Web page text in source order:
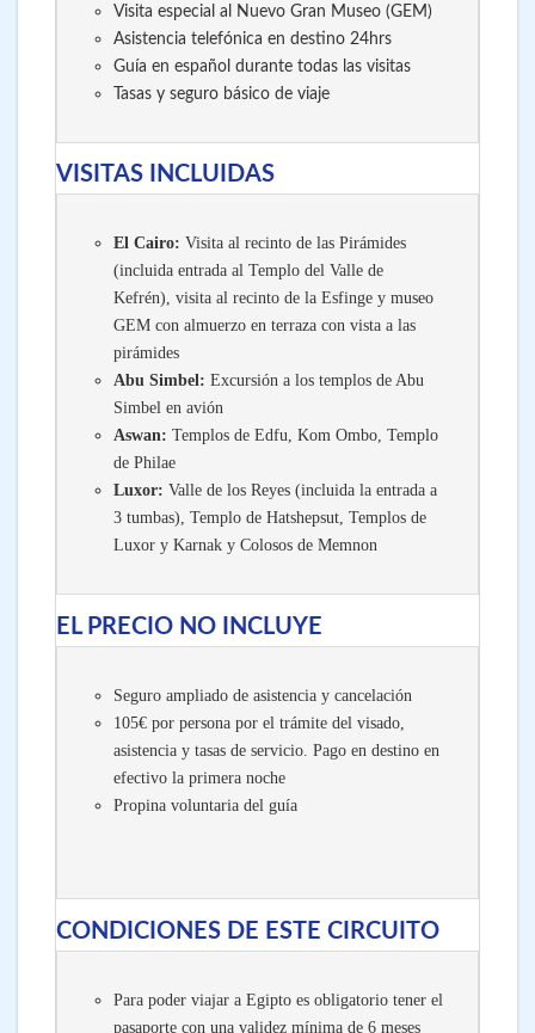
Visita especial al Nuevo Gran Museo (GEM)
Asistencia telefónica en destino 24hrs
Guía en español durante todas las visitas
Tasas y seguro básico de viaje
VISITAS INCLUIDAS
El Cairo: Visita al recinto de las Pirámides
(incluida entrada al Templo del Valle de
Kefrén), visita al recinto de la Esfinge y museo
GEM con almuerzo en terraza con vista a las
pirámides
Abu Simbel: Excursión a los templos de Abu
Simbel en avión
Aswan: Templos de Edfu, Kom Ombo, Templo
de Philae
Luxor: Valle de los Reyes (incluida la entrada a
3 tumbas), Templo de Hatshepsut, Templos de
Luxor y Karnak y Colosos de Memnon
EL PRECIO NO INCLUYE
Seguro ampliado de asistencia y cancelación
105€ por persona por el trámite del visado,
asistencia y tasas de servicio. Pago en destino en
efectivo la primera noche
Propina voluntaria del guía
CONDICIONES DE ESTE CIRCUITO
Para poder viajar a Egipto es obligatorio tener el
pasaporte con una validez mínima de 6 meses